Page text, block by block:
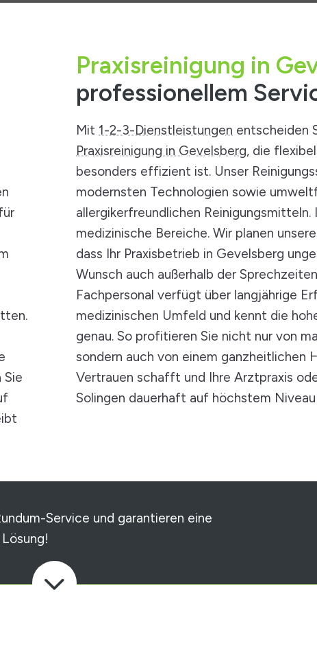
Sie
Praxisreinigung in
professionellem
Mit 1-2-3-Dienstleistungen entscheiden
Praxisreinigung in Gevelsberg, die
besonders effizient ist. Unser
modernsten Technologien sowie
allergikerfreundlichen Reinigungsmitteln.
medizinische Bereiche. Wir planen
dass Ihr Praxisbetrieb in Gevelsberg
Wunsch auch außerhalb der
Fachpersonal verfügt über langjährige
medizinischen Umfeld und kennt die
genau. So profitieren Sie nicht nur von
sondern auch von einem ganzheitlichen
Vertrauen schafft und Ihre Arztpraxis
Solingen dauerhaft auf höchstem
Service und garantieren eine
3